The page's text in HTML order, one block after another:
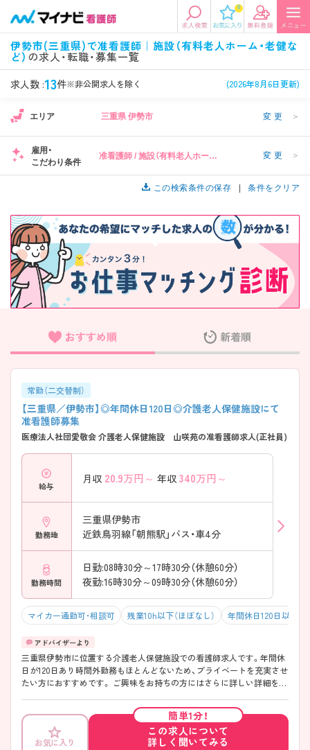
0
伊勢市(三重県)で准看護師｜施設（有料老人ホーム・老健な
ど） の求人・転職・募集一覧
求人数 :13件※非公開求人を除く (2026年8月6日更新)
エリアから探す
エリアから探す
関東
東海 関西
九州・沖縄
希望の求人条件を選択
条件項目の選択に戻る
資格 1
施設形態 1
病院、クリニック・診療所など
担当業務
病棟、外来など
美容外科、
循環器内科など
未経験歓迎、
土日祝休みなど
年収
年収500万円以上など 正社員、契約社員など
フリーワード検索
エリア 三重県 伊勢市 変更 ＞
雇用・
こだわり条件
准看護師 / 施設（有料老人ホーム・
変更 ＞
この検索条件の保存 条件をクリア
おすすめ順 新着順
常勤（二交替制）
【三重県／伊勢市】◎年間休日120日◎介護老人保健施設にて
准看護師募集
医療法人社団愛敬会 介護老人保健施設 山咲苑の准看護師求人(正社員)
給与
月収 20.9万円～ 年収 340万円～
勤務地
三重県伊勢市
近鉄鳥羽線「朝熊駅」バス・車4分
勤務時間
日勤:08時30分～17時30分（休憩60分）
夜勤:16時30分～09時30分（休憩60分）
マイカー通勤可・相談可 残業10h以下（ほぼなし） 年間休日120日以上
三重県伊勢市に位置する介護老人保健施設での看護師求人です。年間休
日が120日あり時間外勤務もほとんどないため、プライベートを充実させ
たい方におすすめです。 ご興味をお持ちの方にはさらに詳しい詳細をお
お気に入り
簡単1分！
この求人について
詳しく聞いてみる